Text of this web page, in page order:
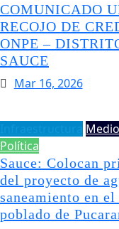
COMUNICADO
RECOJO DE
ONPE –
SAUCE
Mar 16, 2026
Política
Sauce: Colocan
del proyecto de
saneamiento en
poblado de